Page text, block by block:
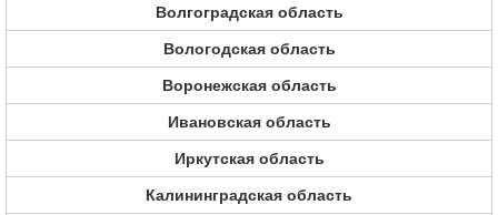
Волгоградская область
Вологодская область
Воронежская область
Ивановская область
Иркутская область
Калининградская область